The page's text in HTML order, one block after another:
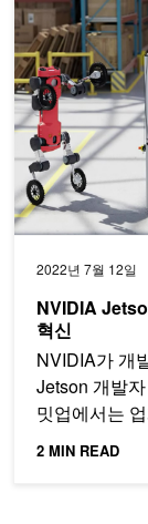
2022년 7월 12일
NVIDIA
혁신
NVIDIA가 개
Jetson 개발
밋업에서는
2 MIN READ